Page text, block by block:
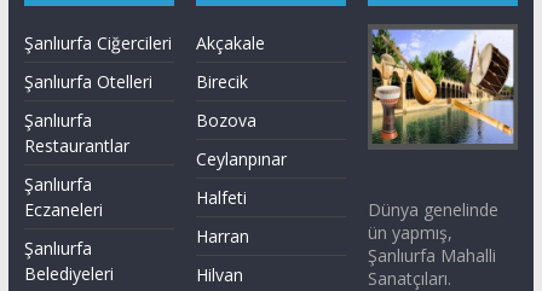
Şanlıurfa Ciğercileri
Şanlıurfa Otelleri
Şanlıurfa
Restaurantlar
Şanlıurfa
Eczaneleri
Şanlıurfa
Belediyeleri
Akçakale
Birecik
Bozova
Ceylanpınar
Halfeti
Harran
Hilvan
Dünya genelinde
ün yapmış,
Şanlıurfa Mahalli
Sanatçıları.